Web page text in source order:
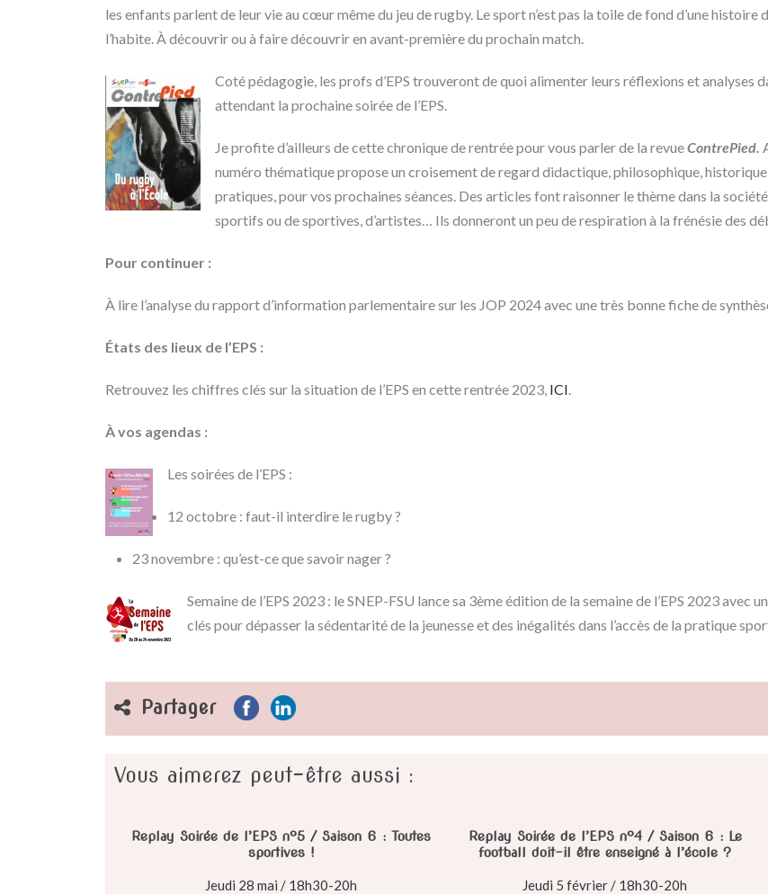
les enfants parlent de leur vie au cœur même du jeu de rugby. Le sport n’est pas la toile de fond d’une histoire
l’habite. À découvrir ou à faire découvrir en avant-première du prochain match.
Coté pédagogie, les profs d’EPS trouveront de quoi alimenter leurs réflexions et analyses
attendant la prochaine soirée de l’EPS.
Je profite d’ailleurs de cette chronique de rentrée pour vous parler de la revueContrePied.
numéro thématique propose un croisement de regard didactique, philosophique,
pratiques, pour vos prochaines séances. Des articles font raisonner le thème dans la
sportifs ou de sportives, d’artistes… Ils donneront un peu de respiration à la frénésie des
Pour continuer :
À lire l’analyse du rapport d’information parlementaire sur les JOP 2024 avec une très bonne fiche de
États des lieux de l’EPS :
Retrouvez les chiffres clés sur la situation de l’EPS en cette rentrée 2023, ICI.
À vos agendas :
Les soirées de l’EPS :
12 octobre : faut-il interdire le rugby ?
23 novembre : qu’est-ce que savoir nager ?
Semaine de l’EPS 2023 : le SNEP-FSU lance sa 3ème édition de la semaine de l’EPS 2023 avec
clés pour dépasser la sédentarité de la jeunesse et des inégalités dans l’accès de la pratique
Partager
Vous aimerez peut-être aussi :
Replay Soirée de l’EPS n°5 / Saison 6 : Toutes
sportives !
Jeudi 28 mai / 18h30-20h
Replay Soirée de l’EPS n°4 / Saison 6 : Le
football doit-il être enseigné à l’école ?
Jeudi 5 février / 18h30-20h